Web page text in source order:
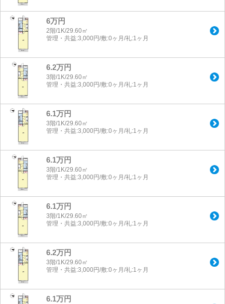
6万円
2階/1K/29.60㎡
管理・共益:3,000円/敷:0ヶ月/礼:1ヶ月
6.2万円
3階/1K/29.60㎡
管理・共益:3,000円/敷:0ヶ月/礼:1ヶ月
6.1万円
3階/1K/29.60㎡
管理・共益:3,000円/敷:0ヶ月/礼:1ヶ月
6.1万円
3階/1K/29.60㎡
管理・共益:3,000円/敷:0ヶ月/礼:1ヶ月
6.1万円
3階/1K/29.60㎡
管理・共益:3,000円/敷:0ヶ月/礼:1ヶ月
6.2万円
3階/1K/29.60㎡
管理・共益:3,000円/敷:0ヶ月/礼:1ヶ月
6.1万円